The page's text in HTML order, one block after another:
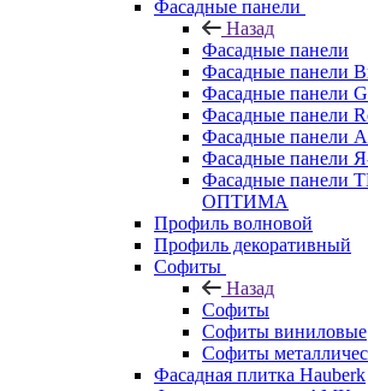
Фасадные панели
Назад
Фасадные панели
Фасадные панели
Фасадные панели
Фасадные панели
Фасадные панели
Фасадные панели
Фасадные
ОПТИМА
Профиль волновой
Профиль декоративный
Софиты
Назад
Софиты
Софиты виниловые
Софиты
Фасадная плитка Hauberk